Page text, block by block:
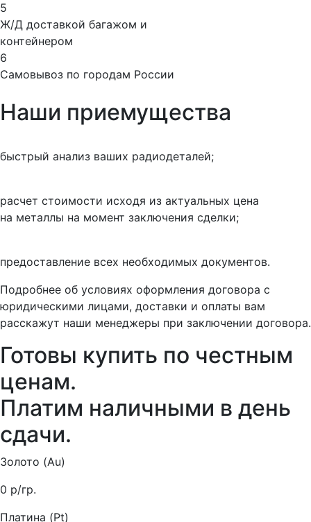
5
Ж/Д доставкой багажом и
контейнером
6
Самовывоз по городам России
Наши приемущества
быстрый анализ ваших радиодеталей;
расчет стоимости исходя из актуальных цена
на металлы на момент заключения сделки;
предоставление всех необходимых документов.
Подробнее об условиях оформления договора с
юридическими лицами, доставки и оплаты вам
расскажут наши менеджеры при заключении договора.
Готовы купить по честным
ценам.
Платим наличными в день
сдачи.
Золото (Au)
0 р/гр.
Платина (Pt)